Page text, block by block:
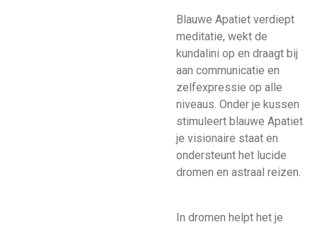
Blauwe Apatiet verdiept
meditatie, wekt de
kundalini op en draagt bij
aan communicatie en
zelfexpressie op alle
niveaus. Onder je kussen
stimuleert blauwe Apatiet
je visionaire staat en
ondersteunt het lucide
dromen en astraal reizen.
In dromen helpt het je